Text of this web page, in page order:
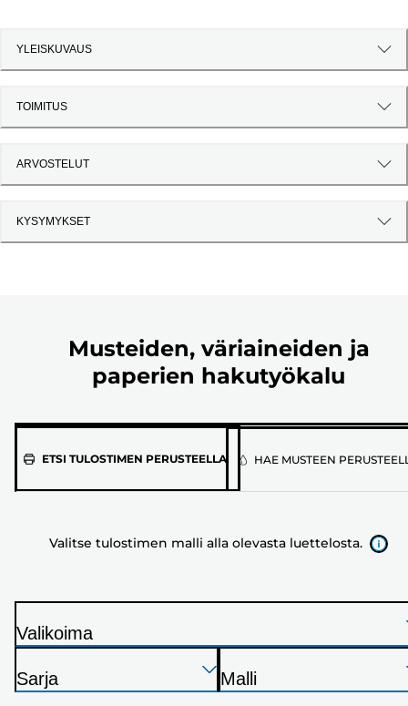
YLEISKUVAUS
TOIMITUS
ARVOSTELUT
KYSYMYKSET
Musteiden, väriaineiden ja
paperien hakutyökalu
ETSI TULOSTIMEN PERUSTEELLAValitse
olevasta
HAE MUSTEEN
Valitse tulostimen malli alla olevasta luettelosta.
Paina
Enter
T
Valikoima
Paina
Enter
T
Sarja
Paina
Enter
T
Malli